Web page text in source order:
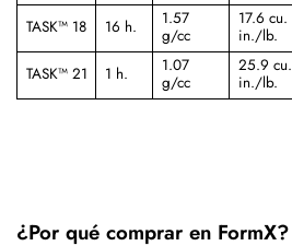
TASK™ 18 16 h.
1.57
g/cc
17.6 cu.
in./lb.
TASK™ 21
1 h.
1.07
g/cc
25.9 cu.
in./lb.
¿Por qué comprar en FormX?